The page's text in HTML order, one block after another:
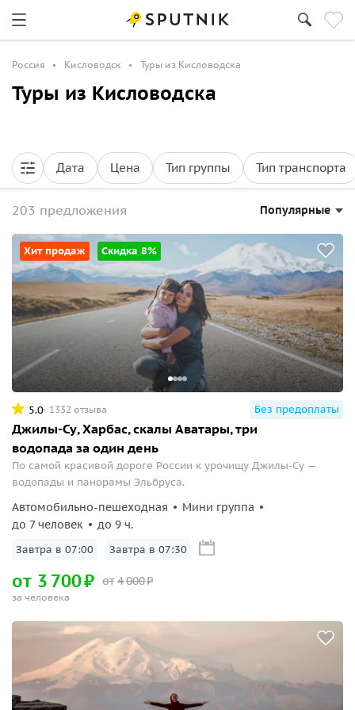
Россия Кисловодск Туры из Кисловодска
Туры из Кисловодска
Дата Цена Тип группы Тип транспорта
203 предложения Популярные
Хит продаж Скидка 8%
5.0 1332 отзыва Без предоплаты
Джилы-Су, Харбас, скалы Аватары, три
водопада за один день
По самой красивой дороге России к урочищу Джилы-Су —
водопады и панорамы Эльбруса.
Автомобильно-пешеходная
Мини группа
до 7 человек
до 9 ч.
Завтра в 07:00 Завтра в 07:30
от 4000₽
от 3 700₽
за человека